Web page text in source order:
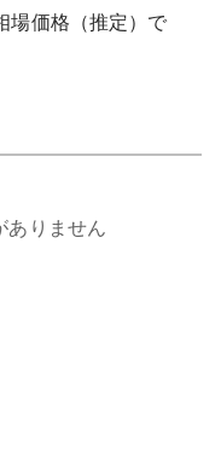
場価格（推定）で
ありません